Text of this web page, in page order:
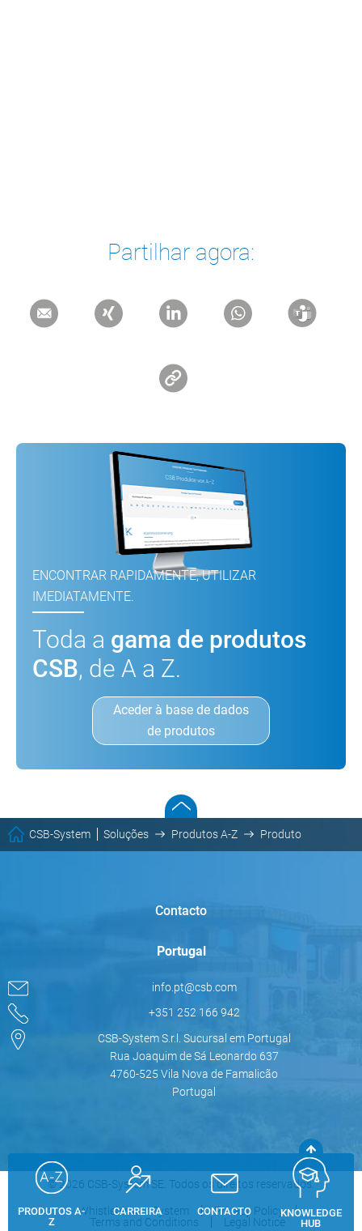
Partilhar agora:
ENCONTRAR RAPIDAMENTE, UTILIZAR
IMEDIATAMENTE.
Toda a gama de produtos
CSB, de A a Z.
Aceder à base de dados
de produtos
PRODUTOS A-
Z
CARREIRA CONTACTO
KNOWLEDGE
HUB
CSB-System Soluções Produtos A-Z Produto
Contacto
Portugal
info.pt@csb.com
+351 252 166 942
CSB-System S.r.l. Sucursal em Portugal
Rua Joaquim de Sá Leonardo 637
4760-525 Vila Nova de Famalicão
Portugal
© 2026 CSB-System SE. Todos os direitos reservados.
Whistleblower System
Privacy Policy
Terms and Conditions
Legal Notice